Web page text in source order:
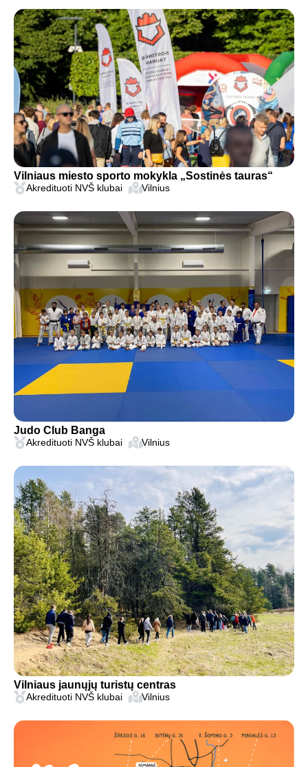
Vilniaus miesto sporto mokykla „Sostinės tauras“
Akredituoti NVŠ klubai Vilnius
Judo Club Banga
Akredituoti NVŠ klubai Vilnius
Vilniaus jaunųjų turistų centras
Akredituoti NVŠ klubai Vilnius